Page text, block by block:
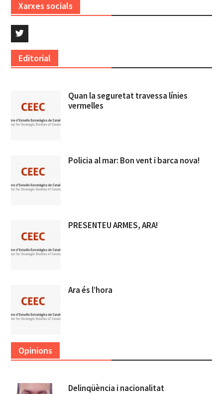
Xarxes socials
Editorial
Quan la seguretat travessa línies
vermelles
Policia al mar: Bon vent i barca nova!
PRESENTEU ARMES, ARA!
Ara és l’hora
Opinions
Delinqüència i nacionalitat